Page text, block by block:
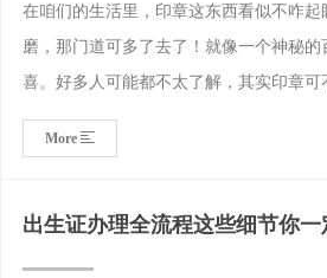
在咱们的生活里，印章这东西看似不咋
磨，那门道可多了去了！就像一个神秘
喜。好多人可能都不太了解，其实印章可
More
出生证办理全流程这些细节你一